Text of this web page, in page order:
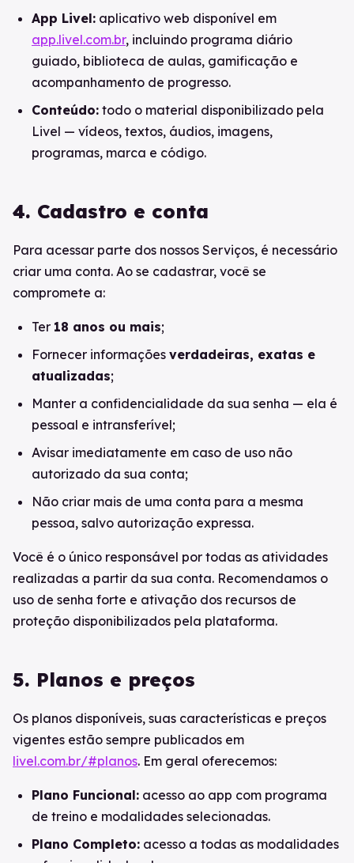
App Livel: aplicativo web disponível em
app.livel.com.br, incluindo programa diário
guiado, biblioteca de aulas, gamificação e
acompanhamento de progresso.
Conteúdo: todo o material disponibilizado pela
Livel — vídeos, textos, áudios, imagens,
programas, marca e código.
4. Cadastro e conta
Para acessar parte dos nossos Serviços, é necessário
criar uma conta. Ao se cadastrar, você se
compromete a:
Ter 18 anos ou mais;
Fornecer informações verdadeiras, exatas e
atualizadas;
Manter a confidencialidade da sua senha — ela é
pessoal e intransferível;
Avisar imediatamente em caso de uso não
autorizado da sua conta;
Não criar mais de uma conta para a mesma
pessoa, salvo autorização expressa.
Você é o único responsável por todas as atividades
realizadas a partir da sua conta. Recomendamos o
uso de senha forte e ativação dos recursos de
proteção disponibilizados pela plataforma.
5. Planos e preços
Os planos disponíveis, suas características e preços
vigentes estão sempre publicados em
livel.com.br/#planos. Em geral oferecemos:
Plano Funcional: acesso ao app com programa
de treino e modalidades selecionadas.
Plano Completo: acesso a todas as modalidades